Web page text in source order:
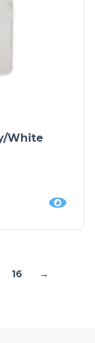
White
16 →